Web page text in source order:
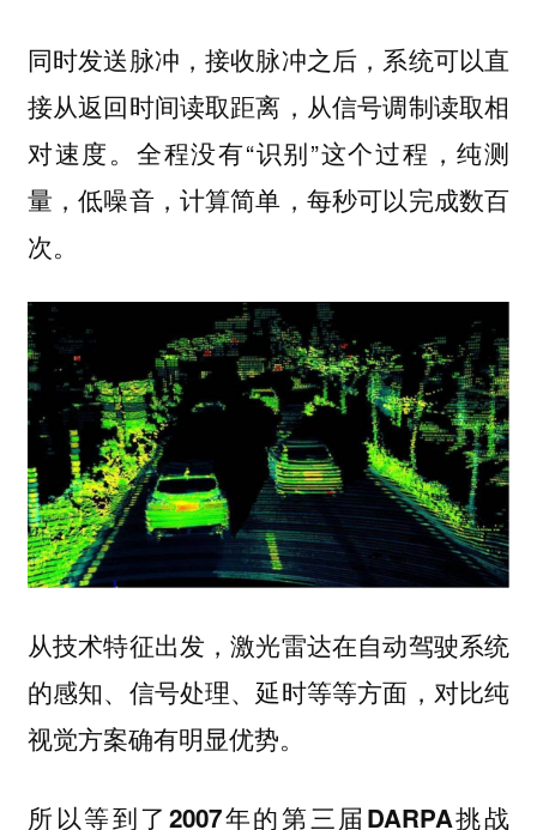
同时发送脉冲，接收脉冲之后，系统可以直
接从返回时间读取距离，从信号调制读取相
对速度。全程没有“识别”这个过程，纯测
量，低噪音，计算简单，每秒可以完成数百
次。
从技术特征出发，激光雷达在自动驾驶系统
的感知、信号处理、延时等等方面，对比纯
视觉方案确有明显优势。
所以等到了2007年的第三届DARPA挑战